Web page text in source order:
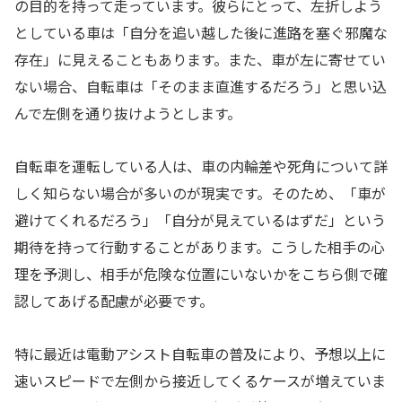
の目的を持って走っています。彼らにとって、左折しよう
としている車は「自分を追い越した後に進路を塞ぐ邪魔な
存在」に見えることもあります。また、車が左に寄せてい
ない場合、自転車は「そのまま直進するだろう」と思い込
んで左側を通り抜けようとします。
自転車を運転している人は、車の内輪差や死角について詳
しく知らない場合が多いのが現実です。そのため、「車が
避けてくれるだろう」「自分が見えているはずだ」という
期待を持って行動することがあります。こうした相手の心
理を予測し、相手が危険な位置にいないかをこちら側で確
認してあげる配慮が必要です。
特に最近は電動アシスト自転車の普及により、予想以上に
速いスピードで左側から接近してくるケースが増えていま